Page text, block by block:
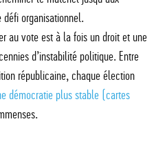
organisationnel.
au vote est à la fois un droit et une
d’instabilité politique. Entre
républicaine, chaque élection
démocratie plus stable (cartes